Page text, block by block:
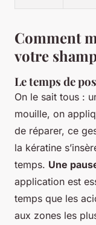
Comment
votre
Le temps de
On le sait tous :
mouille, on
de réparer, ce
la kératine
temps. Une
application est
temps que les
aux zones les